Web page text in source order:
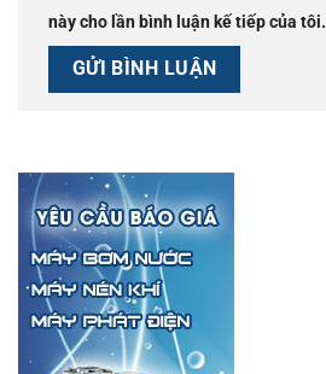
này cho lần bình luận kế tiếp của tôi.